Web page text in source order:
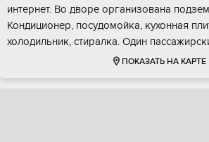
интернет. Во дворе организована
Кондиционер, посудомойка, кухонная
холодильник, стиралка. Один
ПОКАЗАТЬ НА КАРТЕ